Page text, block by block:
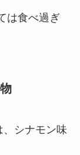
は食べ過ぎ
シナモン味